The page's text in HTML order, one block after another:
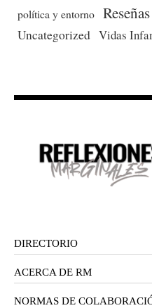
política y entorno Reseñas
Uncategorized Vidas
DIRECTORIO
ACERCA DE RM
NORMAS DE